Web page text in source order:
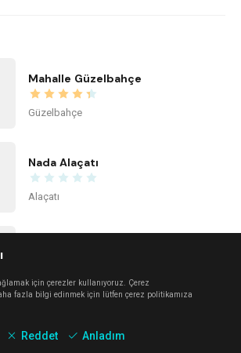
Mahalle Güzelbahçe
Güzelbahçe
Nada Alaçatı
Alaçatı
Alaçatı
Urla Dam
için çerezler kullanıyoruz. Çerez
fazla bilgi edinmek için lütfen çerez politikamıza
Reddet Anladım